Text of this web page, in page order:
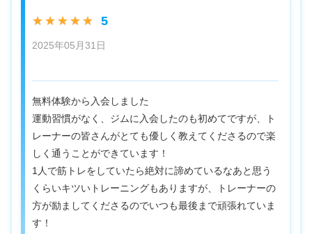
★★★★★ 5
2025年05月31日
無料体験から入会しました
運動習慣がなく、ジムに入会したのも初めてですが、ト
レーナーの皆さんがとても優しく教えてくださるので楽
しく通うことができています！
1人で筋トレをしていたら絶対に諦めているなあと思う
くらいキツいトレーニングもありますが、トレーナーの
方が励ましてくださるのでいつも最後まで頑張れていま
す！